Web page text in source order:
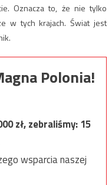
Oznacza to, że nie tylko
w tych krajach. Świat jest
Polonia!
zł, zebraliśmy:15
wsparcia naszej